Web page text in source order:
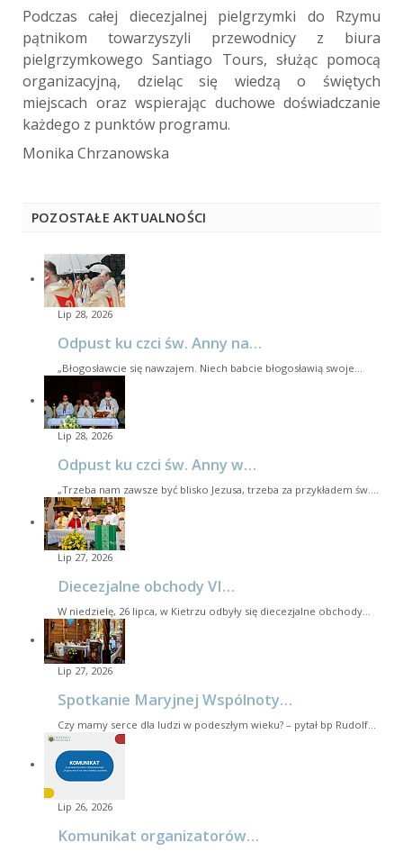
Podczas całej diecezjalnej pielgrzymki do Rzymu
pątnikom towarzyszyli przewodnicy z biura
pielgrzymkowego Santiago Tours, służąc pomocą
organizacyjną, dzieląc się wiedzą o świętych
miejscach oraz wspierając duchowe doświadczanie
każdego z punktów programu.
Monika Chrzanowska
POZOSTAŁE AKTUALNOŚCI
Lip 28, 2026
Odpust ku czci św. Anny na…
„Błogosławcie się nawzajem. Niech babcie błogosławią swoje…
Lip 28, 2026
Odpust ku czci św. Anny w…
„Trzeba nam zawsze być blisko Jezusa, trzeba za przykładem św.…
Lip 27, 2026
Diecezjalne obchody VI…
W niedzielę, 26 lipca, w Kietrzu odbyły się diecezjalne obchody…
Lip 27, 2026
Spotkanie Maryjnej Wspólnoty…
Czy mamy serce dla ludzi w podeszłym wieku? – pytał bp Rudolf…
Lip 26, 2026
Komunikat organizatorów…